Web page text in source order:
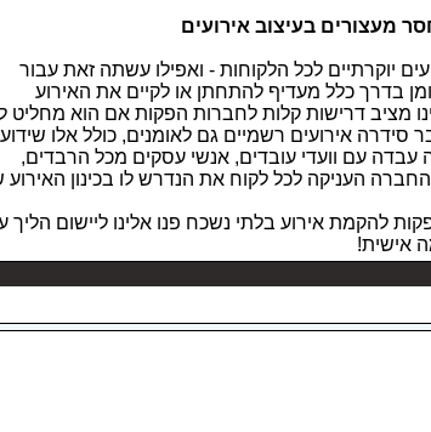
מעצורים בעיצוב אירועים
יוקרתיים לכל הלקוחות - ואפילו עשתה זאת עבור
בדרך כלל מעדיף להתחתן או לקיים את האירוע
מציב דרישות קלות לחברות הפקות אם הוא מחליט
אירועים רשמיים גם לאומנים, כולל אלו
עבדה עם וועדי עובדים, אנשי עסקים מכל הרבדים,
העניקה לכל לקוח את הנדרש לו בכינון האירוע
להקמת אירוע בלתי נשכח פנו אלינו ליישום הליך
אישית!